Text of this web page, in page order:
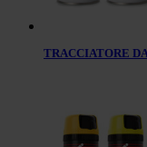
TRACCIATORE